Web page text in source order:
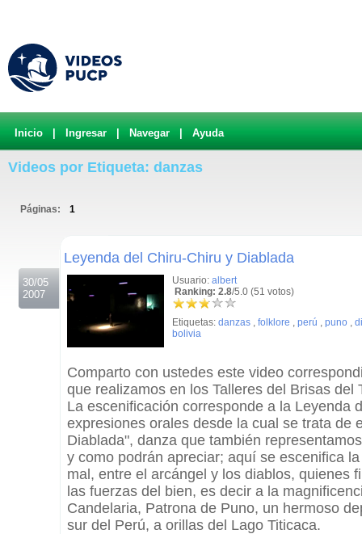
Inicio Ingresar Navegar Ayuda
Videos por Etiqueta: danzas
Páginas: 1
30/05
2007
Leyenda del Chiru-Chiru y Diablada
Usuario: albert
Ranking: 2.8/5.0 (51 votos)
Etiquetas: danzas , folklore , perú , puno ,
bolivia
Comparto con ustedes este video
que realizamos en los Talleres del Brisas del
La escenificación corresponde a la Leyenda
expresiones orales desde la cual se trata de
Diablada", danza que también
y como podrán apreciar; aquí se escenifica
mal, entre el arcángel y los diablos, quienes
las fuerzas del bien, es decir a la
Candelaria, Patrona de Puno, un hermoso
sur del Perú, a orillas del Lago Titicaca.